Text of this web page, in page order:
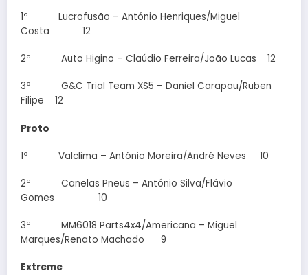
1º Lucrofusão – António Henriques/Miguel
Costa 12
2º Auto Higino – Claúdio Ferreira/João Lucas 12
3º G&C Trial Team XS5 – Daniel Carapau/Ruben
Filipe 12
Proto
1º Valclima – António Moreira/André Neves 10
2º Canelas Pneus – António Silva/Flávio
Gomes 10
3º MM6018 Parts4x4/Americana – Miguel
Marques/Renato Machado 9
Extreme